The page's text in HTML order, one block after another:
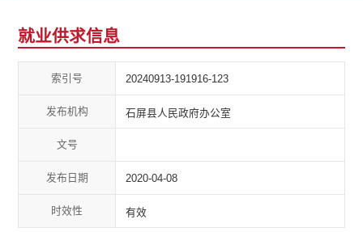
就业供求信息
索引号 20240913-191916-123
发布机构 石屏县人民政府办公室
文号
发布日期 2020-04-08
时效性 有效